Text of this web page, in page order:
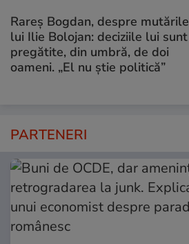
Rareș Bogdan, despre mutările
lui Ilie Bolojan: deciziile lui sunt
pregătite, din umbră, de doi
oameni. „El nu știe politică”
PARTENERI